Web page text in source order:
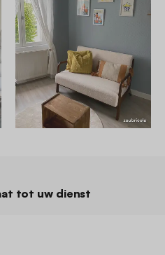
tot uw dienst